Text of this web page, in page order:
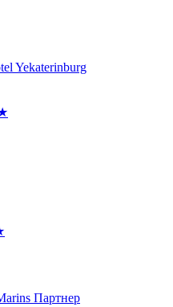
Yekaterinburg
Партнер